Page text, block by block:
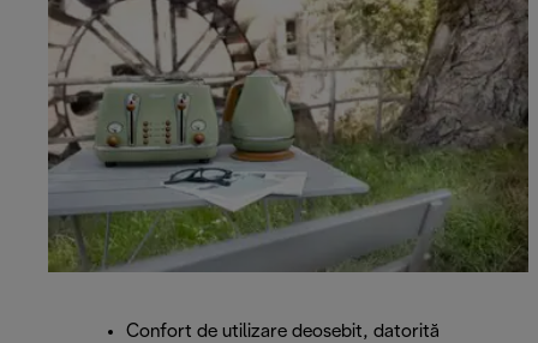
Confort de utilizare deosebit, datorită